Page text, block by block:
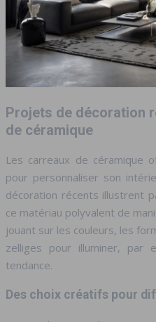
Projets de décoration
de céramique
Les carreaux de céramique
pour personnaliser son
décoration récents illustrent
ce matériau polyvalent de
jouant sur les couleurs, les
zelliges pour illuminer, par
tendance.
Des choix créatifs pour